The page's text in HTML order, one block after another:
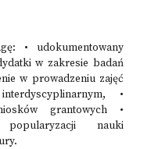
• udokumentowany
w zakresie badań
w prowadzeniu zajęć
•
grantowych •
nauki